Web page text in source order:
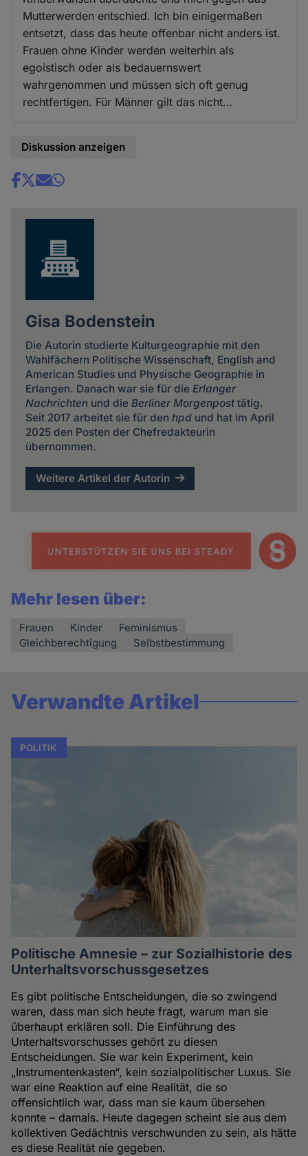
Mutterwerden entschied. Ich bin einigermaßen
entsetzt, dass das heute offenbar nicht anders ist.
Frauen ohne Kinder werden weiterhin als
egoistisch oder als bedauernswert
wahrgenommen und müssen sich oft genug
rechtfertigen. Für Männer gilt das nicht…
Diskussion anzeigen
Share
Gisa Bodenstein
Die Autorin studierte Kulturgeographie mit den
Wahlfächern Politische Wissenschaft, English and
American Studies und Physische Geographie in
Erlangen. Danach war sie für die Erlanger
Nachrichtenund die Berliner Morgenposttätig.
Seit 2017 arbeitet sie für den hpdund hat im April
2025 den Posten der Chefredakteurin
übernommen.
Weitere Artikel der Autorin
Mehr lesen über:
Frauen Kinder
Feminismus
Gleichberechtigung
Selbstbestimmung
Verwandte Artikel
POLITIK
Politische Amnesie – zur Sozialhistorie des
Unterhaltsvorschussgesetzes
Es gibt politische Entscheidungen, die so zwingend
waren, dass man sich heute fragt, warum man sie
überhaupt erklären soll. Die Einführung des
Unterhaltsvorschusses gehört zu diesen
Entscheidungen. Sie war kein Experiment, kein
„Instrumentenkasten“, kein sozialpolitischer Luxus. Sie
war eine Reaktion auf eine Realität, die so
offensichtlich war, dass man sie kaum übersehen
konnte – damals. Heute dagegen scheint sie aus dem
kollektiven Gedächtnis verschwunden zu sein, als hätte
es diese Realität nie gegeben.